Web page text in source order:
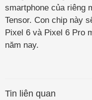
smartphone của riêng
Tensor. Con chip này
Pixel 6 và Pixel 6 Pro
năm nay.
Tin liên quan